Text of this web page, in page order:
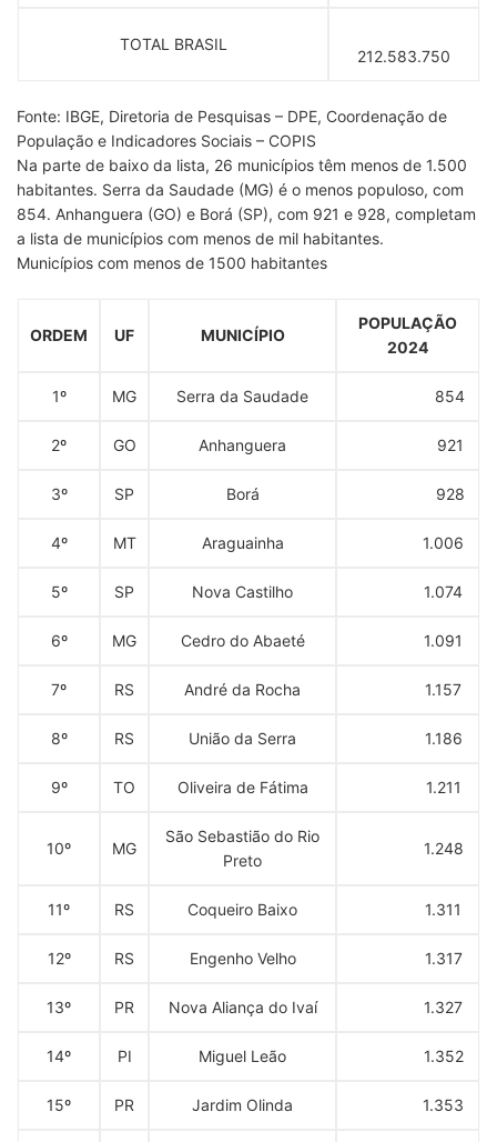
TOTAL BRASIL
212.583.750
Fonte: IBGE, Diretoria de Pesquisas – DPE, Coordenação de
População e Indicadores Sociais – COPIS
Na parte de baixo da lista, 26 municípios têm menos de 1.500
habitantes. Serra da Saudade (MG) é o menos populoso, com
854. Anhanguera (GO) e Borá (SP), com 921 e 928, completam
a lista de municípios com menos de mil habitantes.
Municípios com menos de 1500 habitantes
ORDEM UF MUNICÍPIO
POPULAÇÃO
2024
1º MG Serra da Saudade 854
2º GO Anhanguera 921
3º SP Borá 928
4º MT Araguainha 1.006
5º SP Nova Castilho 1.074
6º MG Cedro do Abaeté 1.091
7º RS André da Rocha 1.157
8º RS União da Serra 1.186
9º TO Oliveira de Fátima 1.211
10º MG
São Sebastião do Rio
Preto
1.248
11º RS Coqueiro Baixo 1.311
12º RS Engenho Velho 1.317
13º PR Nova Aliança do Ivaí 1.327
14º PI Miguel Leão 1.352
15º PR Jardim Olinda 1.353